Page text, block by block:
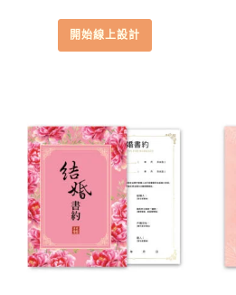
開始線上設計